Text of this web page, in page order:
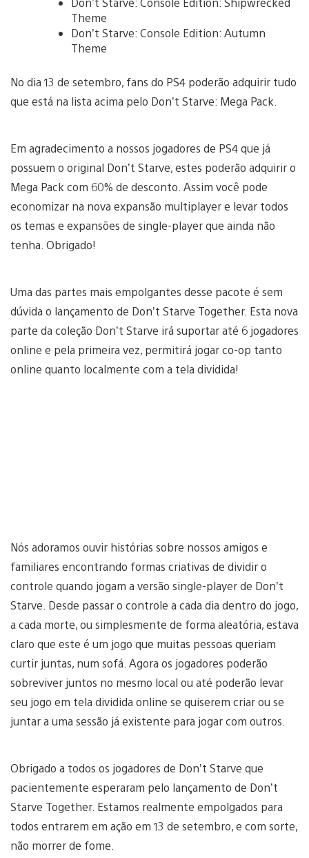
Theme
Don’t Starve: Console Edition: Autumn
Theme
No dia 13 de setembro, fans do PS4 poderão adquirir tudo
que está na lista acima pelo Don’t Starve: Mega Pack.
Em agradecimento a nossos jogadores de PS4 que já
possuem o original Don’t Starve, estes poderão adquirir o
Mega Pack com 60% de desconto. Assim você pode
economizar na nova expansão multiplayer e levar todos
os temas e expansões de single-player que ainda não
tenha. Obrigado!
Uma das partes mais empolgantes desse pacote é sem
dúvida o lançamento de Don’t Starve Together. Esta nova
parte da coleção Don’t Starve irá suportar até 6 jogadores
online e pela primeira vez, permitirá jogar co-op tanto
online quanto localmente com a tela dividida!
Nós adoramos ouvir histórias sobre nossos amigos e
familiares encontrando formas criativas de dividir o
controle quando jogam a versão single-player de Don’t
Starve. Desde passar o controle a cada dia dentro do jogo,
a cada morte, ou simplesmente de forma aleatória, estava
claro que este é um jogo que muitas pessoas queriam
curtir juntas, num sofá. Agora os jogadores poderão
sobreviver juntos no mesmo local ou até poderão levar
seu jogo em tela dividida online se quiserem criar ou se
juntar a uma sessão já existente para jogar com outros.
Obrigado a todos os jogadores de Don’t Starve que
pacientemente esperaram pelo lançamento de Don’t
Starve Together. Estamos realmente empolgados para
todos entrarem em ação em 13 de setembro, e com sorte,
não morrer de fome.